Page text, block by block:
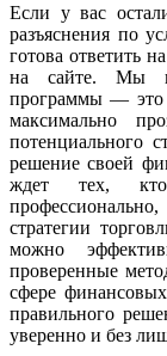
Если у вас
разъяснения по
готова ответить
на сайте. Мы
программы — это
максимально
потенциального
решение своей
ждет тех, кто
стратегии
можно
проверенные
сфере
правильного
уверенно и без